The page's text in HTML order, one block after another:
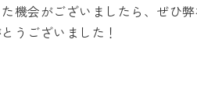
機会がございましたら、ぜひ
うございました！